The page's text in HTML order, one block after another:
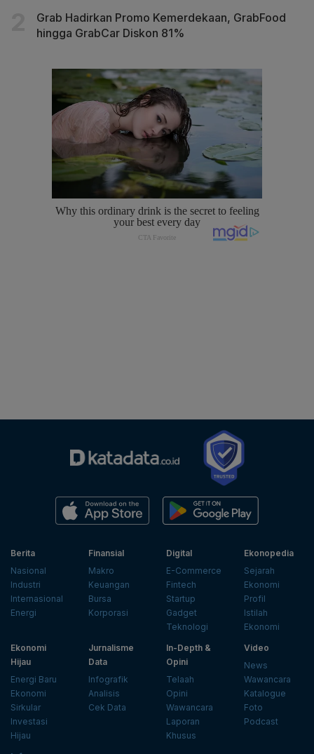
Grab Hadirkan Promo Kemerdekaan, GrabFood
hingga GrabCar Diskon 81%
Berita
Nasional
Industri
Internasional
Energi
Finansial
Makro
Keuangan
Bursa
Korporasi
Digital
E-Commerce
Fintech
Startup
Gadget
Teknologi
Ekonopedia
Sejarah
Ekonomi
Profil
Istilah
Ekonomi
Ekonomi
Hijau
Energi Baru
Ekonomi
Sirkular
Investasi
Hijau
Jurnalisme
Data
Infografik
Analisis
Cek Data
In-Depth &
Opini
Telaah
Opini
Wawancara
Laporan
Khusus
Video
News
Wawancara
Katalogue
Foto
Podcast